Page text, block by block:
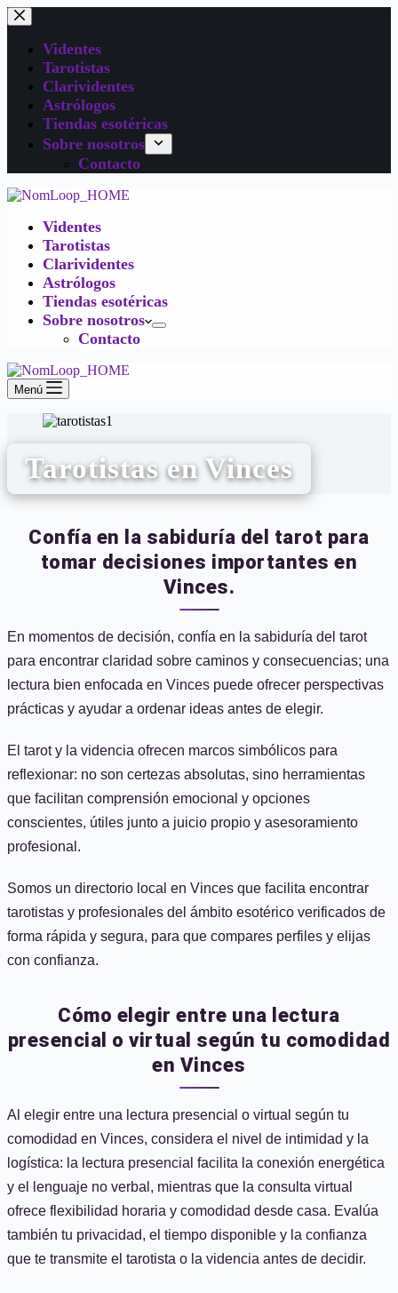
Videntes
Tarotistas
Clarividentes
Astrólogos
Tiendas esotéricas
Sobre nosotros
Contacto
Videntes
Tarotistas
Clarividentes
Astrólogos
Tiendas esotéricas
Sobre nosotros
Contacto
Menú
Tarotistas en Vinces
Confía en la sabiduría del tarot para
tomar decisiones importantes en
Vinces.
En momentos de decisión, confía en la sabiduría del tarot
para encontrar claridad sobre caminos y consecuencias; una
lectura bien enfocada en Vinces puede ofrecer perspectivas
prácticas y ayudar a ordenar ideas antes de elegir.
El tarot y la videncia ofrecen marcos simbólicos para
reflexionar: no son certezas absolutas, sino herramientas
que facilitan comprensión emocional y opciones
conscientes, útiles junto a juicio propio y asesoramiento
profesional.
Somos un directorio local en Vinces que facilita encontrar
tarotistas y profesionales del ámbito esotérico verificados de
forma rápida y segura, para que compares perfiles y elijas
con confianza.
Cómo elegir entre una lectura
presencial o virtual según tu comodidad
en Vinces
Al elegir entre una lectura presencial o virtual según tu
comodidad en Vinces, considera el nivel de intimidad y la
logística: la lectura presencial facilita la conexión energética
y el lenguaje no verbal, mientras que la consulta virtual
ofrece flexibilidad horaria y comodidad desde casa. Evalúa
también tu privacidad, el tiempo disponible y la confianza
que te transmite el tarotista o la videncia antes de decidir.